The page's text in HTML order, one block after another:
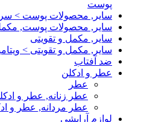
پوست
سایر, محصولات پوست >
سایر, محصولات پوست, مکمل
سایر, مکمل و تقویتی
سایر, مکمل و تقویتی >
ضد آفتاب
عطر و ادکلن
عطر
عطر زنانه, عطر و
عطر مردانه, عطر و
لوازم آرایشی